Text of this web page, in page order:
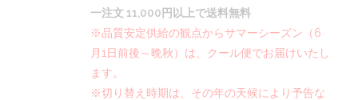
一注文 11,000円以上で送料無料
※品質安定供給の観点からサマーシーズン（6
月1日前後～晩秋）は、クール便でお届けいたし
ます。
※切り替え時期は、その年の天候により予告な